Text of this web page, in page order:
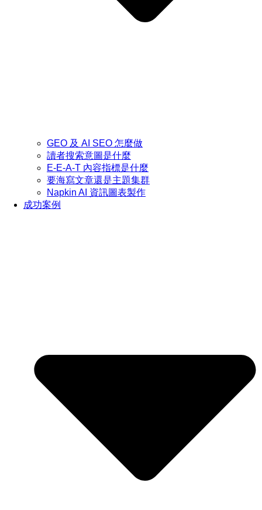
GEO 及 AI SEO 怎麼做
讀者搜索意圖是什麼
E-E-A-T 內容指標是什麼
要海寫文章還是主題集群
Napkin AI 資訊圖表製作
成功案例